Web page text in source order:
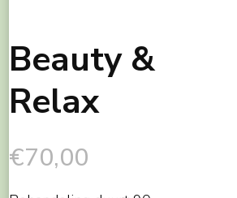
Beauty &
Relax
€70,00